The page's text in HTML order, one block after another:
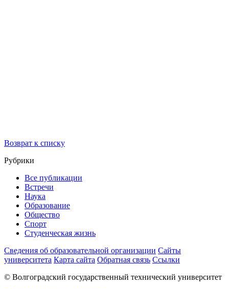
Возврат к списку
Рубрики
Все публикации
Встречи
Наука
Образование
Общество
Спорт
Студенческая жизнь
Сведения об образовательной организации Сайты
университета Карта сайта Обратная связь Ссылки
© Волгоградский государственный технический университет